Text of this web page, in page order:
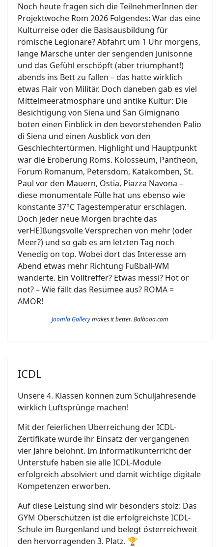
Noch heute fragen sich die TeilnehmerInnen der
Projektwoche Rom 2026 Folgendes: War das eine
Kulturreise oder die Basisausbildung für
römische Legionäre? Abfahrt um 1 Uhr morgens,
lange Märsche unter der sengenden Junisonne
und das Gefühl erschöpft (aber triumphant!)
abends ins Bett zu fallen – das hatte wirklich
etwas Flair von Militär. Doch daneben gab es viel
Mittelmeeratmosphäre und antike Kultur: Die
Besichtigung von Siena und San Gimignano
boten einen Einblick in den bevorstehenden Palio
di Siena und einen Ausblick von den
Geschlechtertürmen. Highlight und Hauptpunkt
war die Eroberung Roms. Kolosseum, Pantheon,
Forum Romanum, Petersdom, Katakomben, St.
Paul vor den Mauern, Ostia, Piazza Navona –
diese monumentale Fülle hat uns ebenso wie
konstante 37°C Tagestemperatur erschlagen.
Doch jeder neue Morgen brachte das
verHEIßungsvolle Versprechen von mehr (oder
Meer?) und so gab es am letzten Tag noch
Venedig on top. Wobei dort das Interesse am
Abend etwas mehr Richtung Fußball-WM
wanderte. Ein Volltreffer? Etwas messi? Hot or
not? – Wie fällt das Resümee aus? ROMA =
AMOR!
Joomla Gallerymakes it better. Balbooa.com
ICDL
Unsere 4. Klassen können zum Schuljahresende
wirklich Luftsprünge machen!
Mit der feierlichen Überreichung der ICDL-
Zertifikate wurde ihr Einsatz der vergangenen
vier Jahre belohnt. Im Informatikunterricht der
Unterstufe haben sie alle ICDL-Module
erfolgreich absolviert und damit wichtige digitale
Kompetenzen erworben.
Auf diese Leistung sind wir besonders stolz: Das
GYM Oberschützen ist die erfolgreichste ICDL-
Schule im Burgenland und belegt österreichweit
den hervorragenden 3. Platz. 🏆